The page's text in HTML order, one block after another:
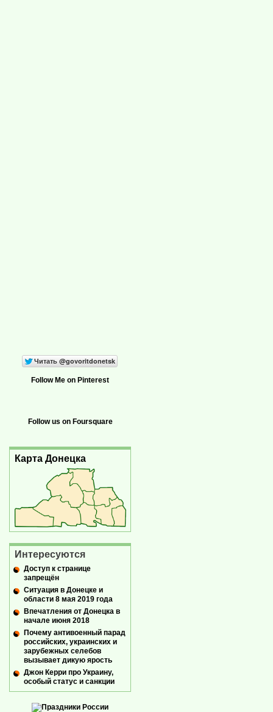
Follow Me on Pinterest
Follow us on Foursquare
Карта Донецка
Интересуются
Доступ к странице
запрещён
Ситуация в Донецке и
области 8 мая 2019 года
Впечатления от Донецка в
начале июня 2018
Почему антивоенный парад
российских, украинских и
зарубежных селебов
вызывает дикую ярость
Джон Керри про Украину,
особый статус и санкции